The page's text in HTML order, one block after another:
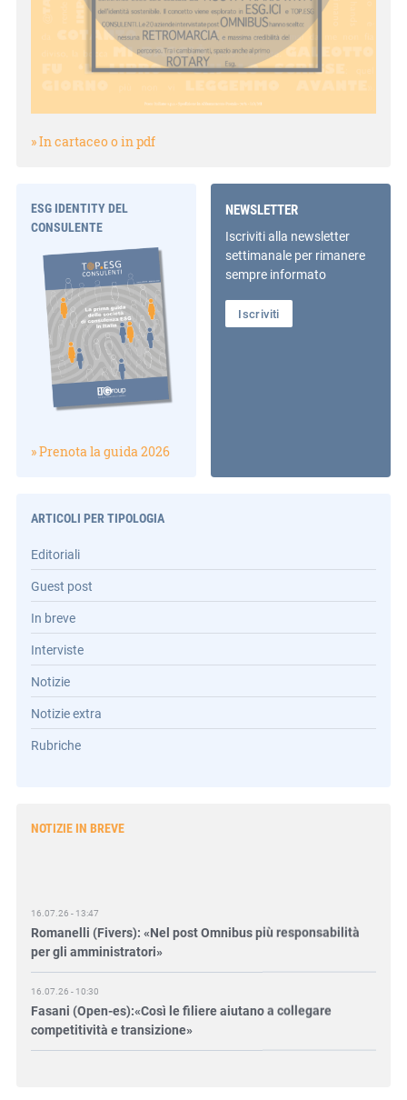
» In cartaceo o in pdf
ESG IDENTITY DEL
CONSULENTE
» Prenota la guida 2026
NEWSLETTER
Iscriviti alla newsletter
settimanale per rimanere
sempre informato
Iscriviti
ARTICOLI PER TIPOLOGIA
Editoriali
Guest post
In breve
Interviste
Notizie
Notizie extra
Rubriche
NOTIZIE IN BREVE
Romanelli (Fivers): «Nel post Omnibus più responsabilità
per gli amministratori»
Fasani (Open-es):«Così le filiere aiutano a collegare
competitività e transizione»